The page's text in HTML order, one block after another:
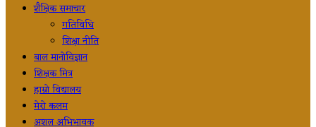
शैक्षिक समाचार
गतिविधि
शिक्षा नीति
बाल मानोविज्ञान
शिक्षक मित्र
हाम्रो विद्यालय
मेरो कलम
अशल अभिभावक